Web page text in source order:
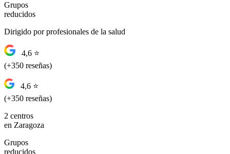
Grupos
reducidos
Dirigido por profesionales de la salud
4,6 ⭐
(+350 reseñas)
4,6 ⭐
(+350 reseñas)
2 centros
en Zaragoza
Grupos
reducidos